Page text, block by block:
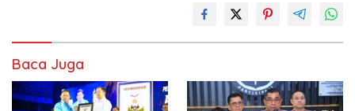
Baca Juga